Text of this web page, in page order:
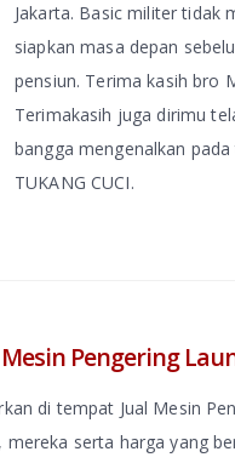
Jakarta. Basic militer tidak
siapkan masa depan
pensiun. Terima kasih bro
Terimakasih juga dirimu
bangga mengenalkan pada
TUKANG CUCI.
Pengering
di tempat Jual Mesin
serta harga yang